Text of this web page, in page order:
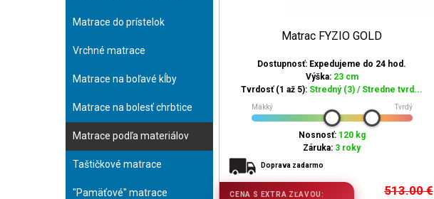
Matrace do prístelok
Vrchné matrace
Matrace na boľavé kĺby
Matrace na bolesť chrbtice
Matrace podľa materiálov
Taštičkové matrace
"Pamäťové" matrace
Matrac FYZIO GOLD
Dostupnosť: Expedujeme do 24 hod.
Výška: 23 cm
Tvrdosť (1 až 5): Stredný (3) / Stredne tvrd...
Mäkký Tvrdý
Nosnosť: 120 kg
Záruka: 3 roky
Doprava zadarmo
513.00€